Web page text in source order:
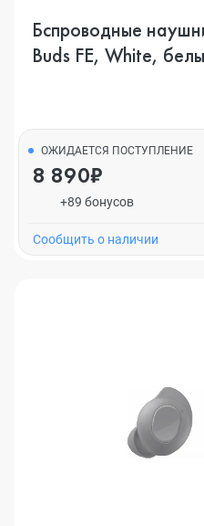
Бспроводные
Buds FE, White,
ОЖИДАЕТСЯ ПОСТУПЛЕНИЕ
8 890₽
+89 бонусов
Cообщить о наличии